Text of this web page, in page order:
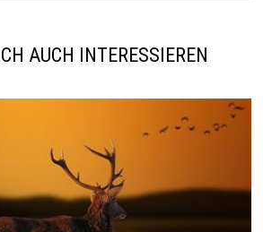
AUCH INTERESSIEREN